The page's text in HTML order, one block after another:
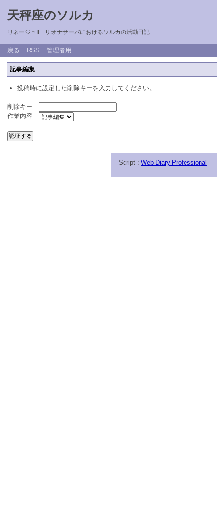
天秤座のソルカ
リネージュII リオナサーバにおけるソルカの活動日記
戻る RSS 管理者用
記事編集
投稿時に設定した削除キーを入力してください。
削除キー
作業内容
Script : Web Diary Professional